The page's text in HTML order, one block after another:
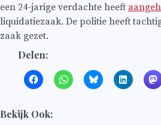
een 24-jarige verdachte heeft
liquidatiezaak. De politie heeft
zaak gezet.
Delen:
Bekijk Ook: